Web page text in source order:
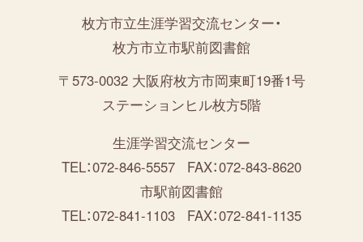
枚方市立生涯学習交流センター・
枚方市立市駅前図書館
〒573-0032 大阪府枚方市岡東町19番1号
ステーションヒル枚方5階
生涯学習交流センター
TEL：072-846-5557
FAX：072-843-8620
市駅前図書館
TEL：072-841-1103
FAX：072-841-1135